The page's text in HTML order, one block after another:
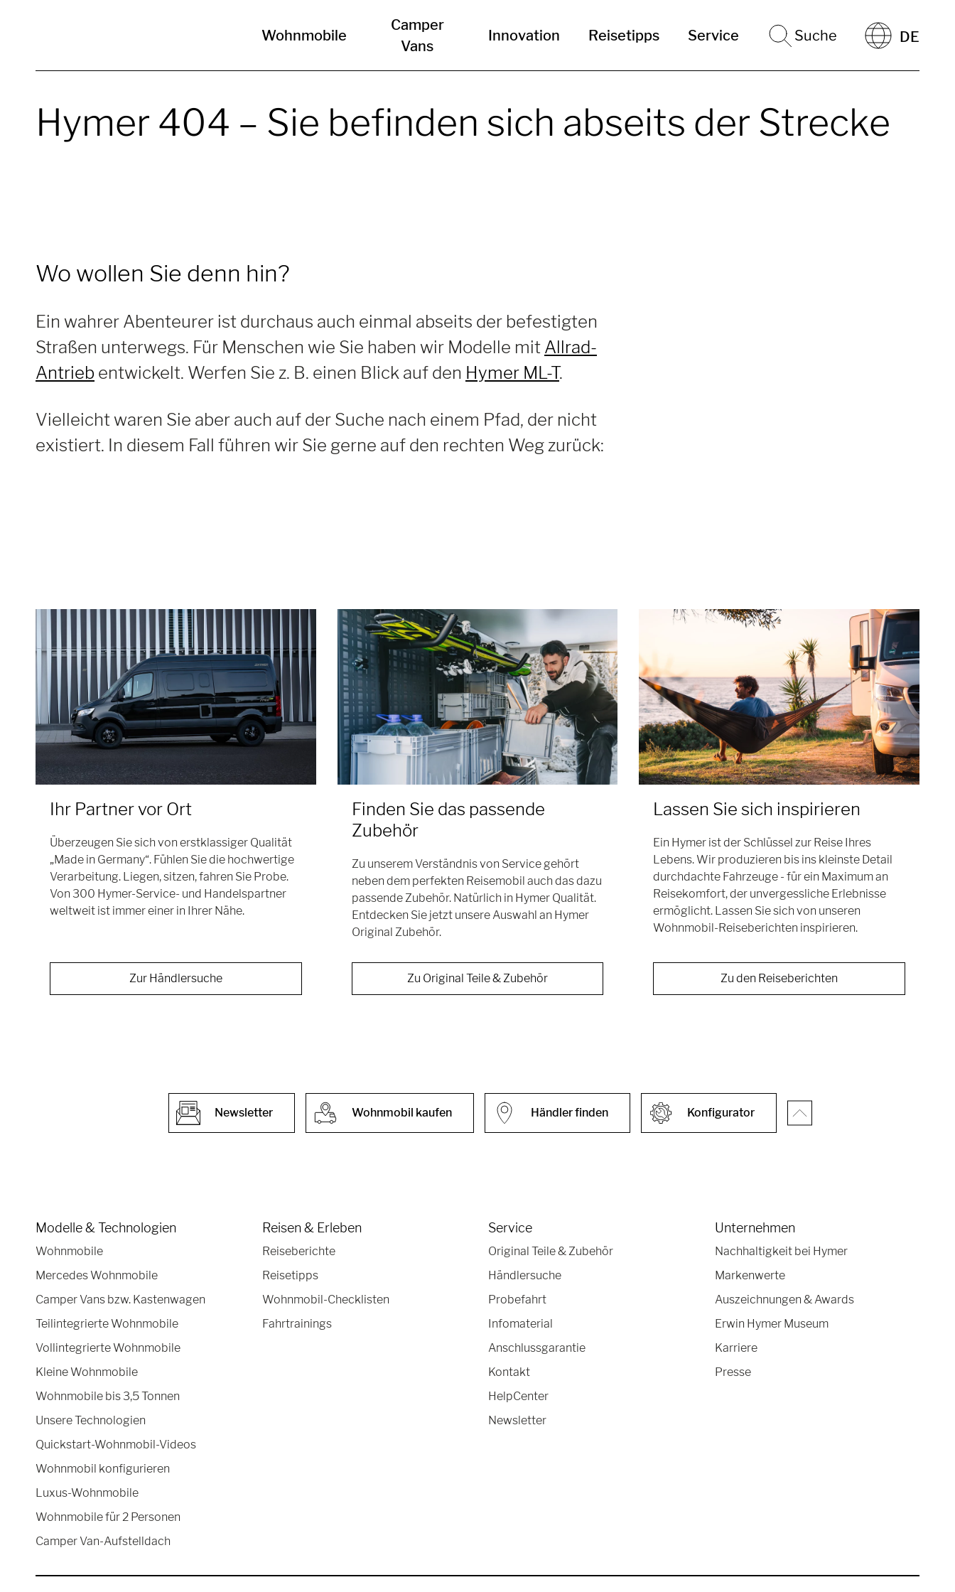
Wohnmobile
Camper
Vans
Innovation Reisetipps Service Suche DE
Hymer 404 – Sie befinden sich abseits der Strecke
Wo wollen Sie denn hin?
Ein wahrer Abenteurer ist durchaus auch einmal abseits der befestigten
Straßen unterwegs. Für Menschen wie Sie haben wir Modelle mit Allrad-
Antrieb entwickelt. Werfen Sie z. B. einen Blick auf den Hymer ML-T.
Vielleicht waren Sie aber auch auf der Suche nach einem Pfad, der nicht
existiert. In diesem Fall führen wir Sie gerne auf den rechten Weg zurück:
Ihr Partner vor Ort
Überzeugen Sie sich von erstklassiger Qualität
„Made in Germany“. Fühlen Sie die hochwertige
Verarbeitung. Liegen, sitzen, fahren Sie Probe.
Von 300 Hymer-Service- und Handelspartner
weltweit ist immer einer in Ihrer Nähe.
Zur Händlersuche
Finden Sie das passende
Zubehör
Zu unserem Verständnis von Service gehört
neben dem perfekten Reisemobil auch das dazu
passende Zubehör. Natürlich in Hymer Qualität.
Entdecken Sie jetzt unsere Auswahl an Hymer
Original Zubehör.
Zu Original Teile & Zubehör
Lassen Sie sich inspirieren
Ein Hymer ist der Schlüssel zur Reise Ihres
Lebens. Wir produzieren bis ins kleinste Detail
durchdachte Fahrzeuge - für ein Maximum an
Reisekomfort, der unvergessliche Erlebnisse
ermöglicht. Lassen Sie sich von unseren
Wohnmobil-Reiseberichten inspirieren.
Zu den Reiseberichten
Konfigurator
Händler finden
Wohnmobil kaufen
Newsletter
Modelle & Technologien
Wohnmobile
Mercedes Wohnmobile
Camper Vans bzw. Kastenwagen
Teilintegrierte Wohnmobile
Vollintegrierte Wohnmobile
Kleine Wohnmobile
Wohnmobile bis 3,5 Tonnen
Unsere Technologien
Quickstart-Wohnmobil-Videos
Wohnmobil konfigurieren
Luxus-Wohnmobile
Wohnmobile für 2 Personen
Camper Van-Aufstelldach
Reisen & Erleben
Reiseberichte
Reisetipps
Wohnmobil-Checklisten
Fahrtrainings
Service
Original Teile & Zubehör
Händlersuche
Probefahrt
Infomaterial
Anschlussgarantie
Kontakt
HelpCenter
Newsletter
Unternehmen
Nachhaltigkeit bei Hymer
Markenwerte
Auszeichnungen & Awards
Erwin Hymer Museum
Karriere
Presse